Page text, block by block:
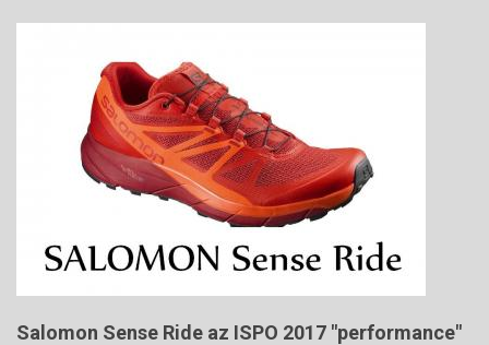
Salomon Sense Ride az ISPO 2017 "performance"